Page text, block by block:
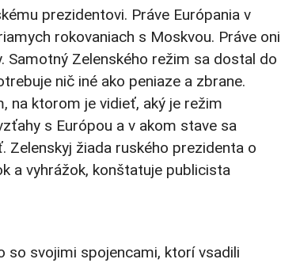
prezidentovi. Práve Európania v
rokovaniach s Moskvou. Práve oni
Samotný Zelenského režim sa dostal do
nič iné ako peniaze a zbrane.
na ktorom je vidieť, aký je režim
s Európou a v akom stave sa
žiada ruského prezidenta o
a vyhrážok, konštatuje publicista
so svojimi spojencami, ktorí vsadili